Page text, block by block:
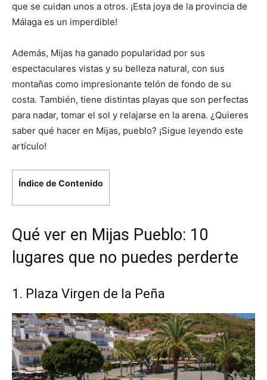
que se cuidan unos a otros. ¡Esta joya de la provincia de
Málaga es un imperdible!
Además, Mijas ha ganado popularidad por sus
espectaculares vistas y su belleza natural, con sus
montañas como impresionante telón de fondo de su
costa. También, tiene distintas playas que son perfectas
para nadar, tomar el sol y relajarse en la arena. ¿Quieres
saber qué hacer en Mijas, pueblo? ¡Sigue leyendo este
artículo!
Índice de Contenido
Qué ver en Mijas Pueblo: 10
lugares que no puedes perderte
1. Plaza Virgen de la Peña